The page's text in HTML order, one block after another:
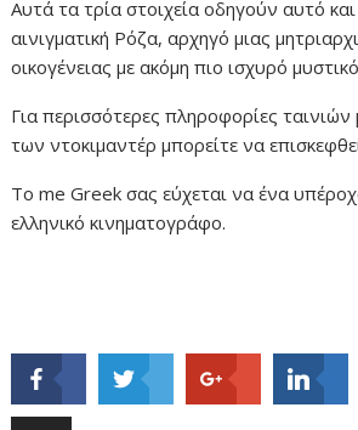
Αυτά τα τρία στοιχεία οδηγούν αυτό
αινιγματική Ρόζα, αρχηγό μιας
οικογένειας με ακόμη πιο ισχυρό
Για περισσότερες πληροφορίες ταινιών
των ντοκιμαντέρ μπορείτε να
To me Greek σας εύχεται να ένα
ελληνικό κινηματογράφο.